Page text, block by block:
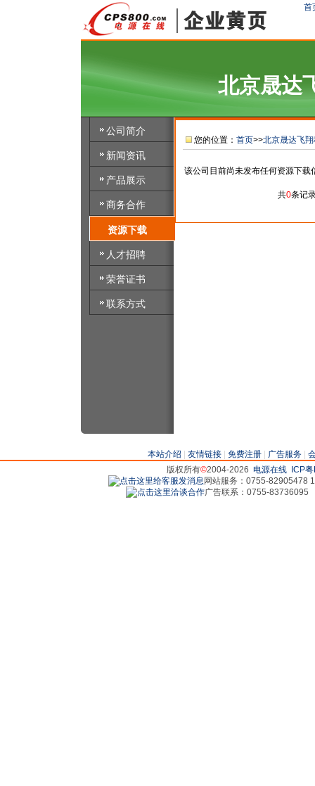
首
北京晟达
公司简介
新闻资讯
产品展示
商务合作
资源下载
人才招聘
荣誉证书
联系方式
您的位置： 首页>>北京晟达飞
该公司目前尚未发布任何资源下载
共0条记
本站介绍 友情链接| 免费注册| 广告服务|
版权所有©2004-2026 电源在线
ICP
网站服务：0755-82905478
广告联系：0755-83736095